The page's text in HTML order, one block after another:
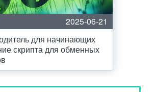
2025-06-21
для начинающих
скрипта для обменных